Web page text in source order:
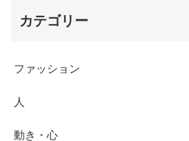
カテゴリー
ファッション
人
動き・心